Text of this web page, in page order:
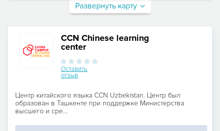
Развернуть карту
CCN Chinese learning
center
Оставить
отзыв
Центр китайского языка CCN Uzbekistan. Центр был
образован в Ташкенте при поддержке Министерства
высшего и сре...